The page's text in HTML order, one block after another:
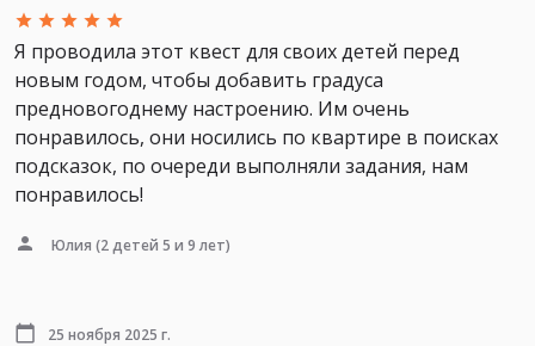
Я проводила этот квест для своих детей перед
новым годом, чтобы добавить градуса
предновогоднему настроению. Им очень
понравилось, они носились по квартире в поисках
подсказок, по очереди выполняли задания, нам
понравилось!
Юлия (2 детей 5 и 9 лет)
25 ноября 2025 г.